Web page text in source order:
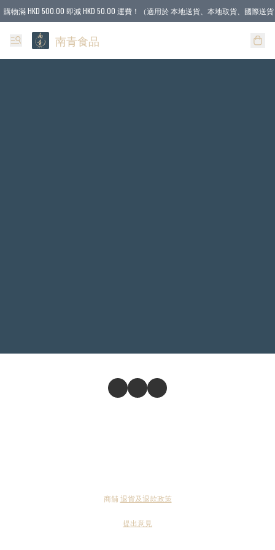
購物滿 HKD 500.00 即減 HKD 50.00 運費！（適用於 本地送貨、本地取貨、國際送
南青食品
商舖 退貨及退款政策
提出意見